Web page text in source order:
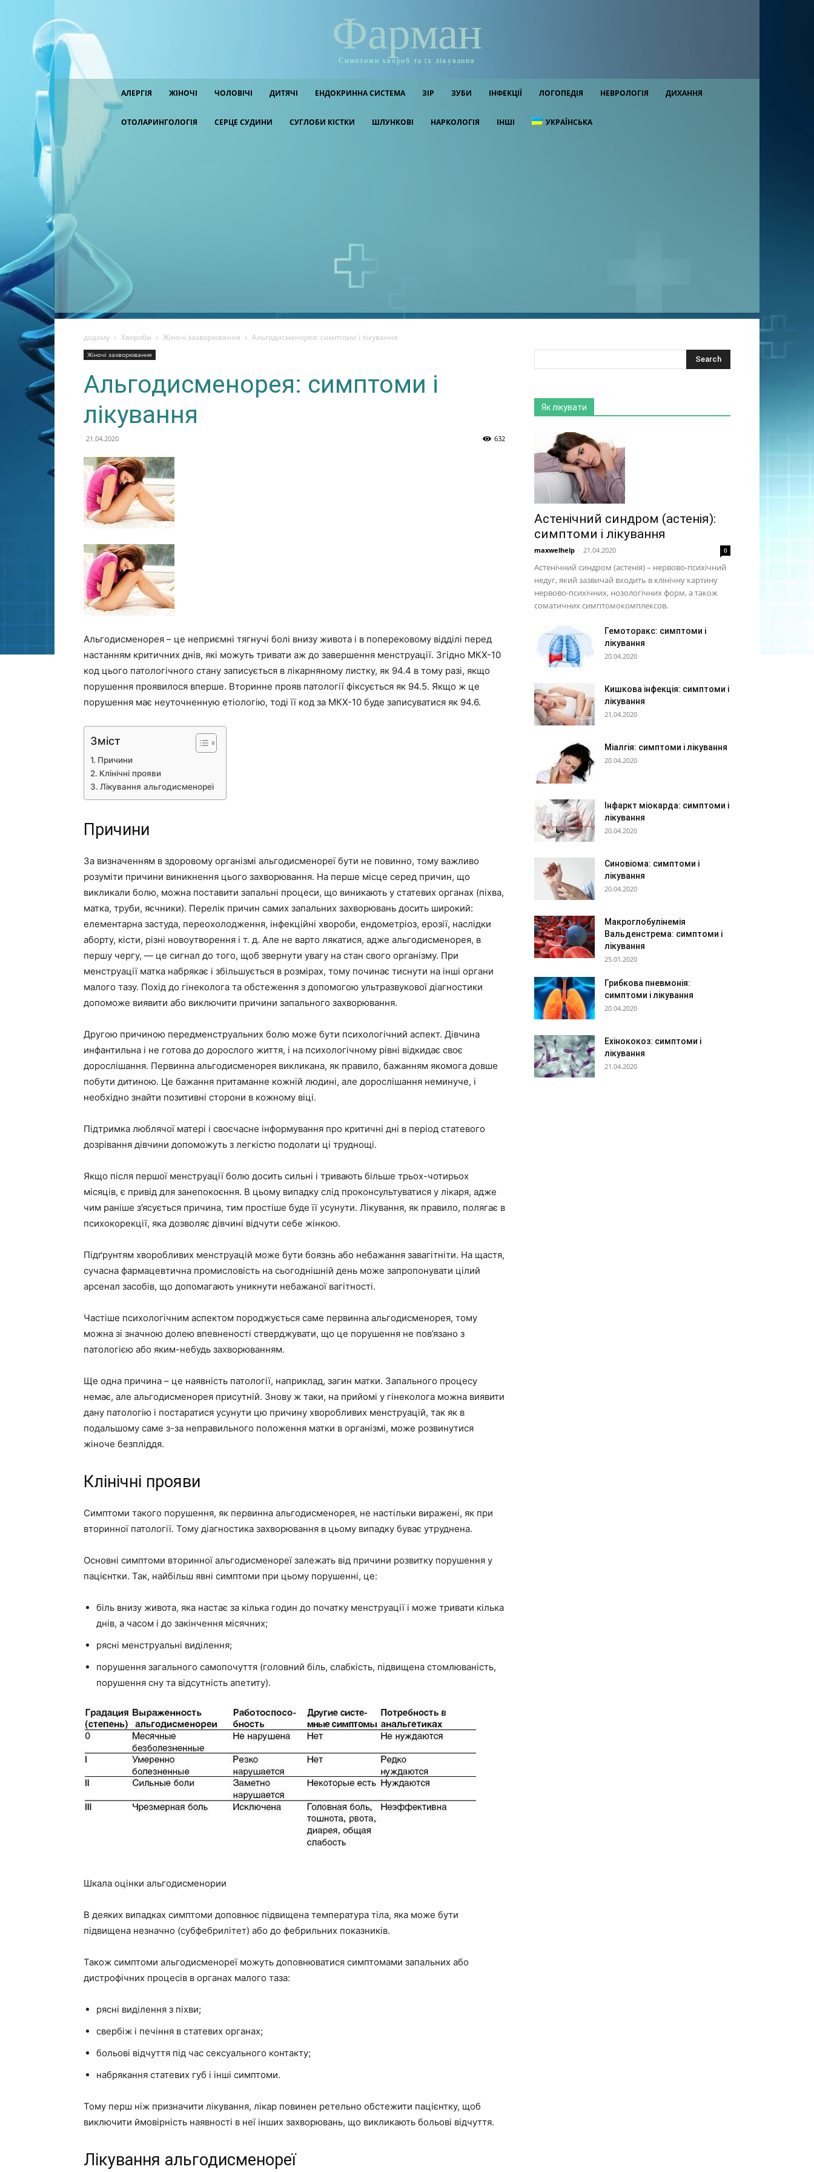
Фарман
Симптоми хвороб та їх лікування
АЛЕРГІЯ ЖІНОЧІ ЧОЛОВІЧІ ДИТЯЧІ ЕНДОКРИННА СИСТЕМА ЗІР ЗУБИ ІНФЕКЦІЇ ЛОГОПЕДІЯ НЕВРОЛОГІЯ ДИХАННЯ
ОТОЛАРИНГОЛОГІЯ СЕРЦЕ СУДИНИ СУГЛОБИ КІСТКИ ШЛУНКОВІ НАРКОЛОГІЯ ІНШІ УКРАЇНСЬКА
додому Хвороби Жіночі захворювання Альгодисменорея: симптоми і лікування
Жіночі захворювання
Альгодисменорея: симптоми і
лікування
21.04.2020 632
Альгодисменорея – це неприємні тягнучі болі внизу живота і в поперековому відділі перед
настанням критичних днів, які можуть тривати аж до завершення менструації. Згідно МКХ-10
код цього патологічного стану записується в лікарняному листку, як 94.4 в тому разі, якщо
порушення проявилося вперше. Вторинне прояв патології фіксується як 94.5. Якщо ж це
порушення має неуточненную етіологію, тоді її код за МКХ-10 буде записуватися як 94.6.
Зміст
Причини
Клінічні прояви
Лікування альгодисменореї
Причини
За визначенням в здоровому організмі альгодисменореї бути не повинно, тому важливо
розуміти причини виникнення цього захворювання. На перше місце серед причин, що
викликали болю, можна поставити запальні процеси, що виникають у статевих органах (піхва,
матка, труби, яєчники). Перелік причин самих запальних захворювань досить широкий:
елементарна застуда, переохолодження, інфекційні хвороби, ендометріоз, ерозії, наслідки
аборту, кісти, різні новоутворення і т. д. Але не варто лякатися, адже альгодисменорея, в
першу чергу, — це сигнал до того, щоб звернути увагу на стан свого організму. При
менструації матка набрякає і збільшується в розмірах, тому починає тиснути на інші органи
малого тазу. Похід до гінеколога та обстеження з допомогою ультразвукової діагностики
допоможе виявити або виключити причини запального захворювання.
Другою причиною передменструальних болю може бути психологічний аспект. Дівчина
инфантильна і не готова до дорослого життя, і на психологічному рівні відкидає своє
дорослішання. Первинна альгодисменорея викликана, як правило, бажанням якомога довше
побути дитиною. Це бажання притаманне кожній людині, але дорослішання неминуче, і
необхідно знайти позитивні сторони в кожному віці.
Підтримка люблячої матері і своєчасне інформування про критичні дні в період статевого
дозрівання дівчини допоможуть з легкістю подолати ці труднощі.
Якщо після першої менструації болю досить сильні і тривають більше трьох-чотирьох
місяців, є привід для занепокоєння. В цьому випадку слід проконсультуватися у лікаря, адже
чим раніше з’ясується причина, тим простіше буде її усунути. Лікування, як правило, полягає в
психокорекції, яка дозволяє дівчині відчути себе жінкою.
Підґрунтям хворобливих менструацій може бути боязнь або небажання завагітніти. На щастя,
сучасна фармацевтична промисловість на сьогоднішній день може запропонувати цілий
арсенал засобів, що допомагають уникнути небажаної вагітності.
Частіше психологічним аспектом породжується саме первинна альгодисменорея, тому
можна зі значною долею впевненості стверджувати, що це порушення не пов’язано з
патологією або яким-небудь захворюванням.
Ще одна причина – це наявність патології, наприклад, загин матки. Запального процесу
немає, але альгодисменорея присутній. Знову ж таки, на прийомі у гінеколога можна виявити
дану патологію і постаратися усунути цю причину хворобливих менструацій, так як в
подальшому саме з-за неправильного положення матки в організмі, може розвинутися
жіноче безпліддя.
Клінічні прояви
Симптоми такого порушення, як первинна альгодисменорея, не настільки виражені, як при
вторинної патології. Тому діагностика захворювання в цьому випадку буває утруднена.
Основні симптоми вторинної альгодисменореї залежать від причини розвитку порушення у
пацієнтки. Так, найбільш явні симптоми при цьому порушенні, це:
біль внизу живота, яка настає за кілька годин до початку менструації і може тривати кілька
днів, а часом і до закінчення місячних;
рясні менструальні виділення;
порушення загального самопочуття (головний біль, слабкість, підвищена стомлюваність,
порушення сну та відсутність апетиту).
Шкала оцінки альгодисменории
В деяких випадках симптоми доповнює підвищена температура тіла, яка може бути
підвищена незначно (субфебрилітет) або до фебрильних показників.
Також симптоми альгодисменореї можуть доповнюватися симптомами запальних або
дистрофічних процесів в органах малого таза:
рясні виділення з піхви;
свербіж і печіння в статевих органах;
больові відчуття під час сексуального контакту;
набрякання статевих губ і інші симптоми.
Тому перш ніж призначити лікування, лікар повинен ретельно обстежити пацієнтку, щоб
виключити ймовірність наявності в неї інших захворювань, що викликають больові відчуття.
Лікування альгодисменореї
Як лікувати
Астенічний синдром (астенія):
симптоми і лікування
maxwelhelp - 21.04.2020 0
Астенічний синдром (астенія) – нервово-психічний
недуг, який зазвичай входить в клінічну картину
нервово-психічних, нозологічних форм, а також
соматичних симптомокомплексов.
Гемоторакс: симптоми і
лікування
20.04.2020
Кишкова інфекція: симптоми і
лікування
21.04.2020
Міалгія: симптоми і лікування
20.04.2020
Інфаркт міокарда: симптоми і
лікування
20.04.2020
Синовіома: симптоми і
лікування
20.04.2020
Макроглобулінемія
Вальденстрема: симптоми і
лікування
25.01.2020
Грибкова пневмонія:
симптоми і лікування
20.04.2020
Ехінококоз: симптоми і
лікування
21.04.2020